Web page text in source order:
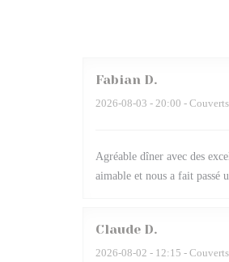
Fabian D
2026-08-03 - 20:00 -
Agréable dîner avec des
aimable et nous a fait passé
Claude D
2026-08-02 - 12:15 -